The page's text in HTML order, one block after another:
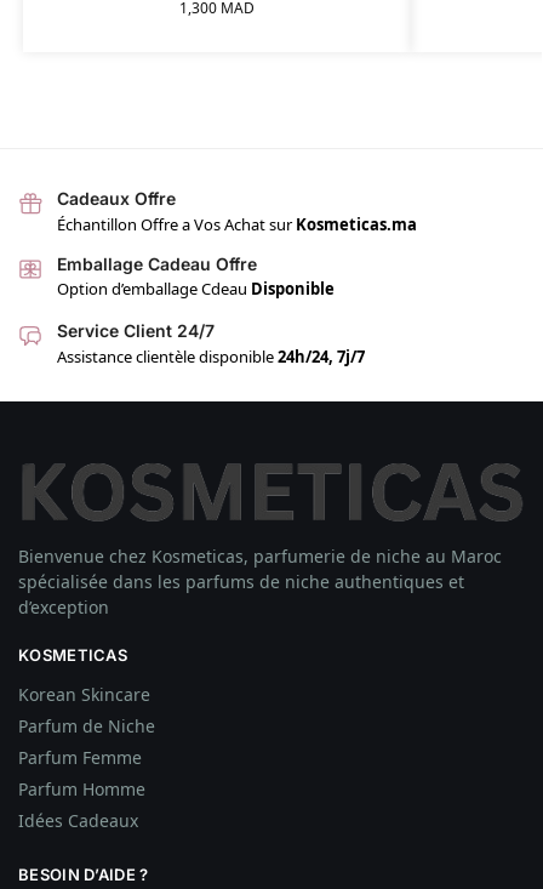
1,300 MAD
Cadeaux Offre
Échantillon Offre a Vos Achat surKosmeticas.ma
Emballage Cadeau Offre
Option d’emballage Cdeau Disponible
Service Client 24/7
Assistance clientèle disponible24h/24, 7j/7
Bienvenue chez Kosmeticas, parfumerie de niche au Maroc
spécialisée dans les parfums de niche authentiques et
d’exception
KOSMETICAS
Korean Skincare
Parfum de Niche
Parfum Femme
Parfum Homme
Idées Cadeaux
BESOIN D’AIDE ?